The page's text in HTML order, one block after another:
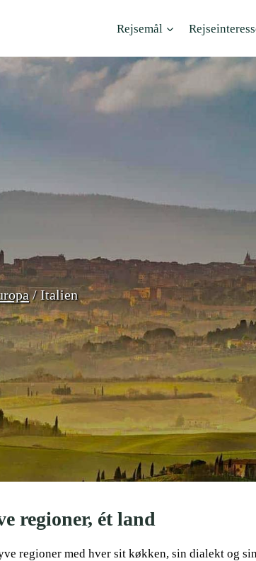
Rejsemål
/ Italien
regioner, ét land
regioner med hver sit køkken, sin dialekt og